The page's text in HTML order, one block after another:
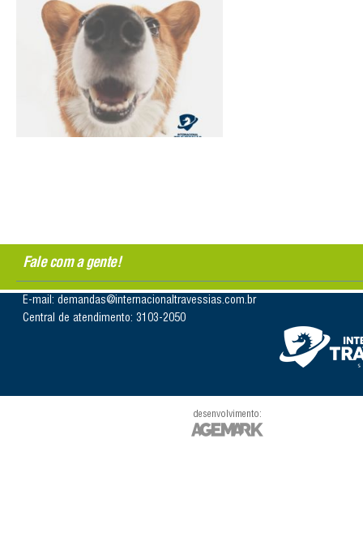
Fale com a gente!
E-mail: demandas@internacionaltravessias.com.br
Central de atendimento: 3103-2050
desenvolvimento: